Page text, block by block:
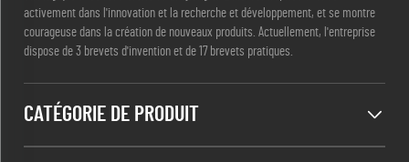
activement dans l'innovation et la recherche et développement, et se montre
courageuse dans la création de nouveaux produits. Actuellement, l'entreprise
dispose de 3 brevets d'invention et de 17 brevets pratiques.
CATÉGORIE DE PRODUIT